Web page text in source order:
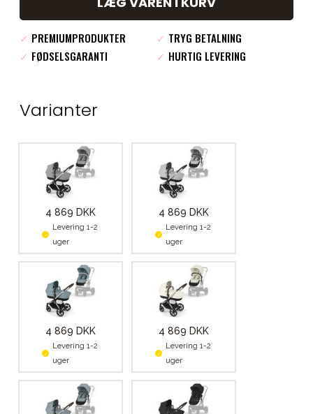
✓ PREMIUMPRODUKTER ✓ TRYG BETALNING
✓ FØDSELSGARANTI ✓ HURTIG LEVERING
Varianter
4 869 DKK
Levering 1-2
uger
4 869 DKK
Levering 1-2
uger
4 869 DKK
Levering 1-2
uger
4 869 DKK
Levering 1-2
uger